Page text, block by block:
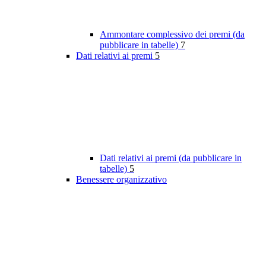
Ammontare complessivo dei premi (da
pubblicare in tabelle) 7
Dati relativi ai premi 5
Dati relativi ai premi (da pubblicare in
tabelle) 5
Benessere organizzativo